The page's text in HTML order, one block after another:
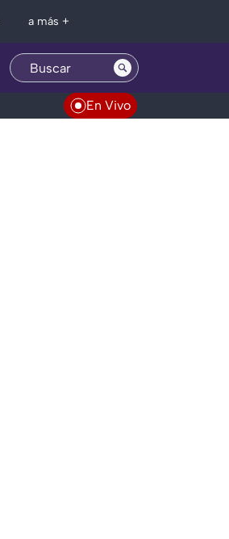
a más +
En Vivo